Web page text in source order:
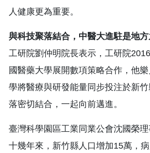
人健康更為重要。
與科技聚落結合，中醫大進駐是地
工研院劉仲明院長表示，工研院
國醫藥大學展開數項策略合作，他
學將醫療與研發能量同步投注於新
落密切結合，一起向前邁進。
臺灣科學園區工業同業公會沈國榮
十幾年來，新竹縣人口增加15萬，